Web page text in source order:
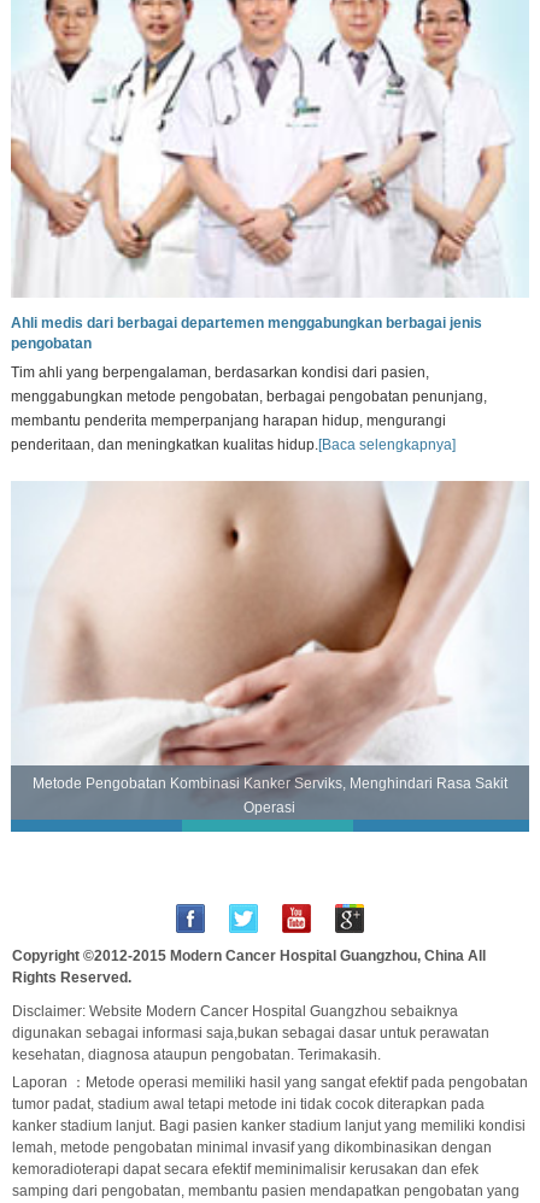
Ahli medis dari berbagai departemen menggabungkan berbagai jenis
pengobatan
Tim ahli yang berpengalaman, berdasarkan kondisi dari pasien,
menggabungkan metode pengobatan, berbagai pengobatan penunjang,
membantu penderita memperpanjang harapan hidup, mengurangi
penderitaan, dan meningkatkan kualitas hidup.[Baca selengkapnya]
Metode Pengobatan Kombinasi Kanker Serviks, Menghindari Rasa Sakit
Operasi
Copyright ©2012-2015 Modern Cancer Hospital Guangzhou, China All
Rights Reserved.
Disclaimer: Website Modern Cancer Hospital Guangzhou sebaiknya
digunakan sebagai informasi saja,bukan sebagai dasar untuk perawatan
kesehatan, diagnosa ataupun pengobatan. Terimakasih.
Laporan ：Metode operasi memiliki hasil yang sangat efektif pada pengobatan
tumor padat, stadium awal tetapi metode ini tidak cocok diterapkan pada
kanker stadium lanjut. Bagi pasien kanker stadium lanjut yang memiliki kondisi
lemah, metode pengobatan minimal invasif yang dikombinasikan dengan
kemoradioterapi dapat secara efektif meminimalisir kerusakan dan efek
samping dari pengobatan, membantu pasien mendapatkan pengobatan yang